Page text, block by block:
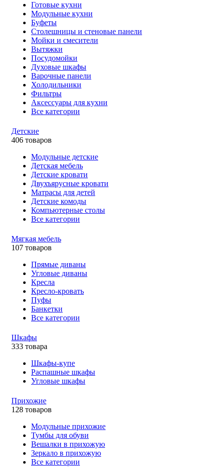
Готовые кухни
Модульные кухни
Буфеты
Столешницы и стеновые панели
Мойки и смесители
Вытяжки
Посудомойки
Духовые шкафы
Варочные панели
Холодильники
Фильтры
Аксессуары для кухни
Все категории
Детские
406 товаров
Модульные детские
Детская мебель
Детские кровати
Двухъярусные кровати
Матрасы для детей
Детские комоды
Компьютерные столы
Все категории
Мягкая мебель
107 товаров
Прямые диваны
Угловые диваны
Кресла
Кресло-кровать
Пуфы
Банкетки
Все категории
Шкафы
333 товара
Шкафы-купе
Распашные шкафы
Угловые шкафы
Прихожие
128 товаров
Модульные прихожие
Тумбы для обуви
Вешалки в прихожую
Зеркало в прихожую
Все категории